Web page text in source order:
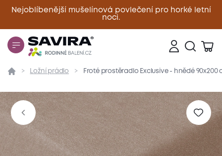
Nejoblíbenější mušelínová povlečení pro horké letní
noci.
Zavřít
Přehled Parametry Popis produktu Materiál
Ložní prádlo Froté prostěradlo Exclusive - hnědé 90x200